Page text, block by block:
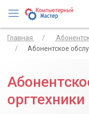
Главная
Абонентское
оргтехники